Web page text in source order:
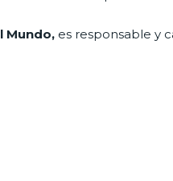
Mundo, es responsable y